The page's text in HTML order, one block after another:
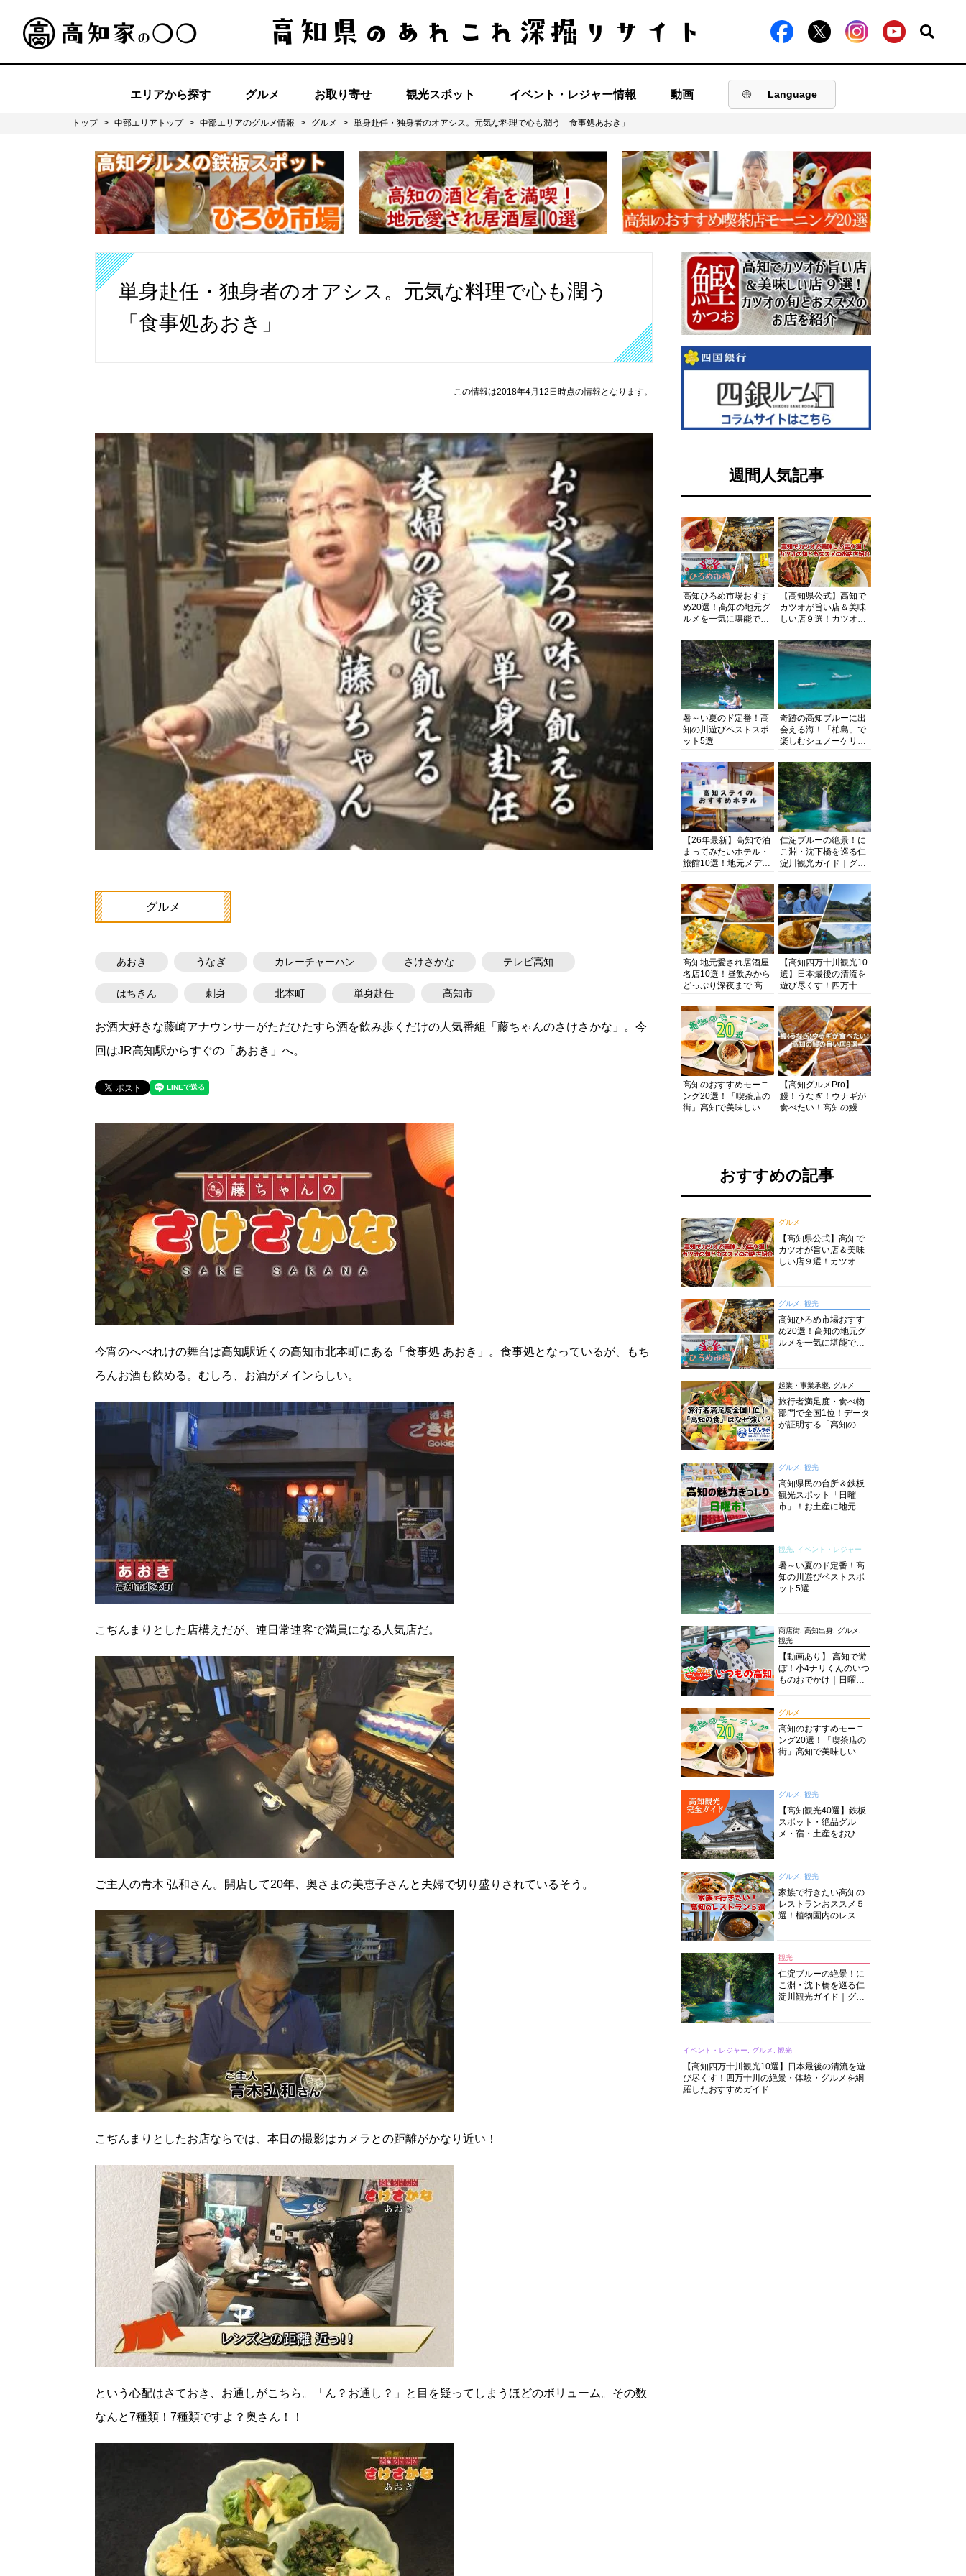
エリアから探す グルメ お取り寄せ 観光スポット イベント・レジャー情報 動画 Language
トップ > 中部エリアトップ > 中部エリアのグルメ情報 > グルメ > 単身赴任・独身者のオアシス。元気な料理で心も潤う「食事処あおき」
単身赴任・独身者のオアシス。元気な料理で心も潤う
「食事処あおき」
この情報は2018年4月12日時点の情報となります。
グルメ
あおき うなぎ カレーチャーハン さけさかな テレビ高知
はちきん 刺身 北本町 単身赴任 高知市
お酒大好きな藤崎アナウンサーがただひたすら酒を飲み歩くだけの人気番組「藤ちゃんのさけさかな」。今
回はJR高知駅からすぐの「あおき」へ。
今宵のへべれけの舞台は高知駅近くの高知市北本町にある「食事処 あおき」。食事処となっているが、もち
ろんお酒も飲める。むしろ、お酒がメインらしい。
こぢんまりとした店構えだが、連日常連客で満員になる人気店だ。
ご主人の青木 弘和さん。開店して20年、奥さまの美恵子さんと夫婦で切り盛りされているそう。
こぢんまりとしたお店ならでは、本日の撮影はカメラとの距離がかなり近い！
という心配はさておき、お通しがこちら。「ん？お通し？」と目を疑ってしまうほどのボリューム。その数
なんと7種類！7種類ですよ？奥さん！！
週間人気記事
高知ひろめ市場おすす
め20選！高知の地元グ
ルメを一気に堪能でき
底解剖
【高知県公式】高知で
カツオが旨い店＆美味
しい店９選！カツオの
紹介
暑～い夏のド定番！高
知の川遊びベストスポ
ット5選
奇跡の高知ブルーに出
会える海！「柏島」で
楽しむシュノーケリン
浴にキャンプまで透明
度抜群の海の楽園を徹
底紹介
【26年最新】高知で泊
まってみたいホテル・
旅館10選！地元メディ
厳選
仁淀ブルーの絶景！に
こ淵・沈下橋を巡る仁
淀川観光ガイド｜グル
まで完全網羅！
高知地元愛され居酒屋
名店10選！昼飲みから
どっぷり深夜まで 高知
知グルメPro】
【高知四万十川観光10
選】日本最後の清流を
遊び尽くす！四万十川
を網羅したおすすめガ
イド
高知のおすすめモーニ
ング20選！「喫茶店の
街」高知で美味しい喫
【高知グルメPro】
鰻！うなぎ！ウナギが
食べたい！高知の鰻の
おすすめの記事
グルメ
【高知県公式】高知で
カツオが旨い店＆美味
しい店９選！カツオの
グルメ, 観光
高知ひろめ市場おすす
め20選！高知の地元グ
ルメを一気に堪能でき
起業・事業承継, グルメ
旅行者満足度・食べ物
部門で全国1位！データ
が証明する「高知の
グルメ, 観光
高知県民の台所＆鉄板
観光スポット「日曜
市」！お土産に地元野
説！
観光, イベント・レジャー
暑～い夏のド定番！高
知の川遊びベストスポ
ット5選
商店街, 高知出身, グルメ,
観光
【動画あり】 高知で遊
ぼ！小4ナリくんのいつ
ものおでかけ｜日曜市
グルメ
高知のおすすめモーニ
ング20選！「喫茶店の
街」高知で美味しい喫
グルメ, 観光
【高知観光40選】鉄板
スポット・絶品グル
メ・宿・土産をおひと
グルメ, 観光
家族で行きたい高知の
レストランおススメ５
選！植物園内のレスト
観光
仁淀ブルーの絶景！に
こ淵・沈下橋を巡る仁
淀川観光ガイド｜グル
イベント・レジャー, グルメ, 観光
【高知四万十川観光10選】日本最後の清流を遊
び尽くす！四万十川の絶景・体験・グルメを網
羅したおすすめガイド